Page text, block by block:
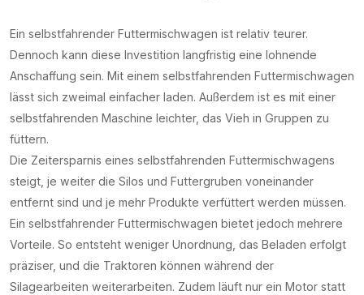
Ein selbstfahrender Futtermischwagen ist relativ teurer.
Dennoch kann diese Investition langfristig eine lohnende
Anschaffung sein. Mit einem selbstfahrenden Futtermischwagen
lässt sich zweimal einfacher laden. Außerdem ist es mit einer
selbstfahrenden Maschine leichter, das Vieh in Gruppen zu
füttern.
Die Zeitersparnis eines selbstfahrenden Futtermischwagens
steigt, je weiter die Silos und Futtergruben voneinander
entfernt sind und je mehr Produkte verfüttert werden müssen.
Ein selbstfahrender Futtermischwagen bietet jedoch mehrere
Vorteile. So entsteht weniger Unordnung, das Beladen erfolgt
präziser, und die Traktoren können während der
Silagearbeiten weiterarbeiten. Zudem läuft nur ein Motor statt